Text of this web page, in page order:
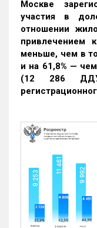
Москве
участия в
отношении
привлечением
меньше, чем в
и на 61,8% —
(12 286